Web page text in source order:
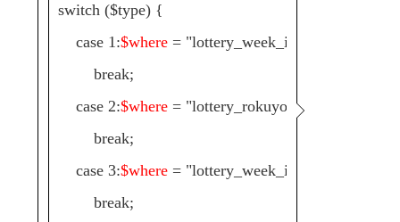
switch ($type) {
case 1:$where =
break;
case 2:$where =
break;
case 3:$where =
break;